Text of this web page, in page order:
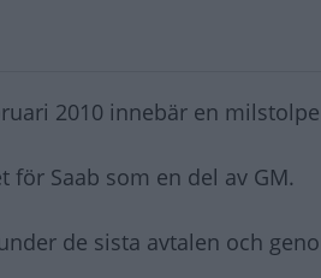
2010 innebär en
Saab som en del av GM.
de sista avtalen och